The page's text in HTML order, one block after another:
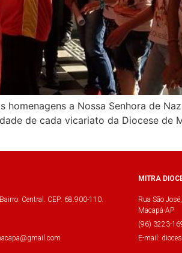
a Nossa Senhora de
de cada vicariato da Diocese de
Central. CEP: 68.900-110.
MITRA
Rua São
Macapá-AP
(96) 3223-
E-mail: